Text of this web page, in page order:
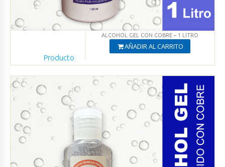
ALCOHOL GEL CON COBRE – 1 LITRO
AÑADIR AL CARRITO
Producto
Ver productos